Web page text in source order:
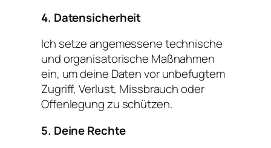
4. Datensicherheit
Ich setze angemessene technische
und organisatorische Maßnahmen
ein, um deine Daten vor unbefugtem
Zugriff, Verlust, Missbrauch oder
Offenlegung zu schützen.
5. Deine Rechte